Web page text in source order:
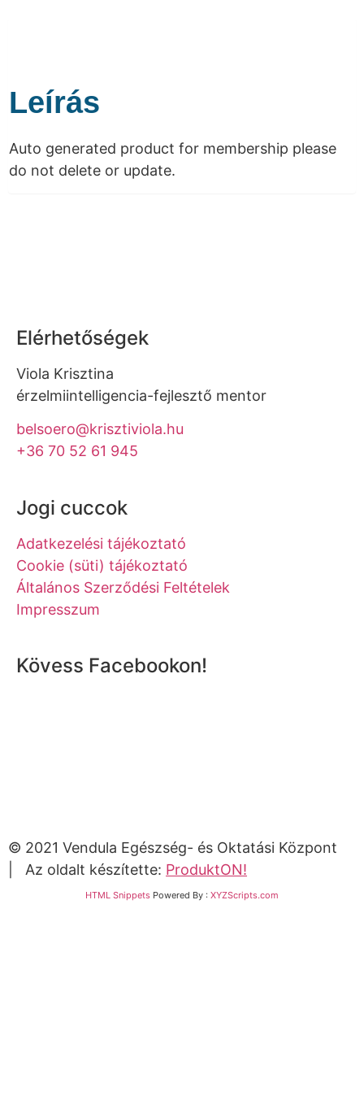
Leírás
Auto generated product for membership please
do not delete or update.
Elérhetőségek
Viola Krisztina
érzelmiintelligencia-fejlesztő mentor
belsoero@krisztiviola.hu
+36 70 52 61 945
Jogi cuccok
Adatkezelési tájékoztató
Cookie (süti) tájékoztató
Általános Szerződési Feltételek
Impresszum
Kövess Facebookon!
© 2021 Vendula Egészség- és Oktatási Központ
| Az oldalt készítette: ProduktON!
HTML Snippets Powered By : XYZScripts.com